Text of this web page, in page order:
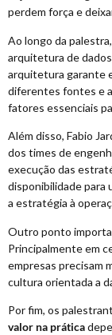
perdem força e
Ao longo da
arquitetura de
arquitetura garante
diferentes fontes e
fatores essenciais
Além disso, Fabio
dos times de
execução das
disponibilidade para
a estratégia à
Outro ponto
Principalmente em
empresas precisam
cultura orientada a
Por fim, os
valor na prática